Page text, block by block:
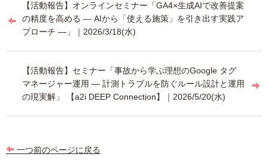
稿
ビ
シ
ン
【活動報告】オンラインセミナー「GA4×生成AIで改善提案
の精度を高める ― AIから「使える施策」を引き出す実践ア
プローチ ―」｜2026/3/18(水)
【活動報告】セミナー「事故から学ぶ理想のGoogle タグ
マネージャー運用 ― 計測トラブルを防ぐルール設計と運用
の現実解」 【a2i DEEP Connection】｜2026/5/20(水)
一つ前のページに戻る